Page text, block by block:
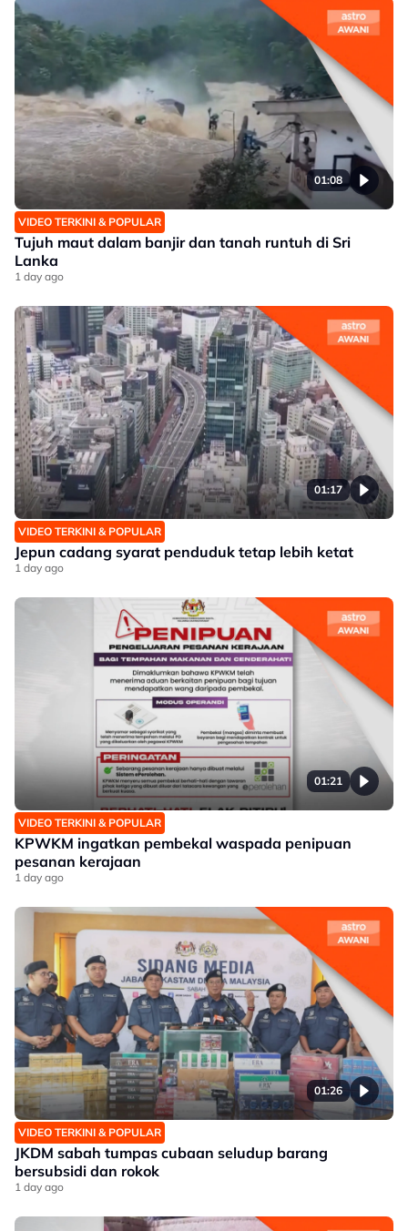
01:08
VIDEO TERKINI & POPULAR
Tujuh maut dalam banjir dan tanah runtuh di Sri
Lanka
1 day ago
01:17
VIDEO TERKINI & POPULAR
Jepun cadang syarat penduduk tetap lebih ketat
1 day ago
01:21
VIDEO TERKINI & POPULAR
KPWKM ingatkan pembekal waspada penipuan
pesanan kerajaan
1 day ago
01:26
VIDEO TERKINI & POPULAR
JKDM sabah tumpas cubaan seludup barang
bersubsidi dan rokok
1 day ago